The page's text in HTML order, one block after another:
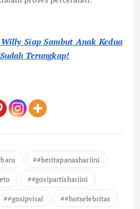
Siap Sambut Anak Kedua
Terungkap!
#beritapanashariini
#gosipartishariini
#gosipviral #hotselebritas